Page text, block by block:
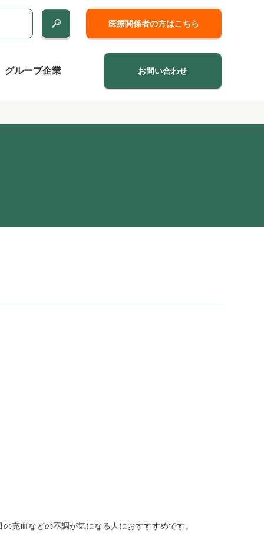
医療関係者の方はこちら
グループ企業 お問い合わせ
充血などの不調が気になる人におすすすめです。